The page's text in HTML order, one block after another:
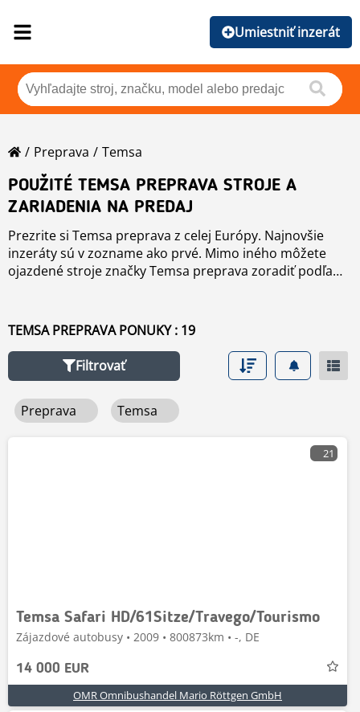
Umiestniť inzerát
Preprava
Temsa
POUŽITÉ TEMSA PREPRAVA STROJE A
ZARIADENIA NA PREDAJ
Prezrite si Temsa preprava z celej Európy. Najnovšie
inzeráty sú v zozname ako prvé. Mimo iného môžete
ojazdené stroje značky Temsa preprava zoradiť podľa
kliknutím na tento odkazpreprava
TEMSA PREPRAVA PONUKY : 19
Filtrovať
Preprava Temsa
21
Temsa Safari HD/61Sitze/Travego/Tourismo
Zájazdové autobusy • 2009 • 800873km • -, DE
14 000 EUR
OMR Omnibushandel Mario Röttgen GmbH